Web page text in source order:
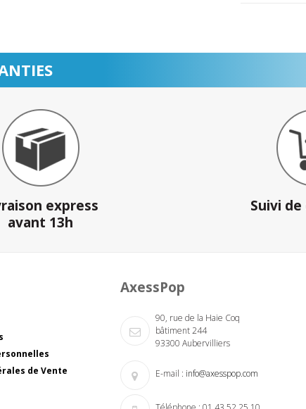
express
avant 13h
Suivi
de Vente
AxessPop
90, rue de la Haie Coq
bâtiment 244
93300 Aubervilliers
E-mail : info@axesspop.com